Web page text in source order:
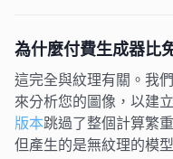
為什麼付費生成器比
這完全與紋理有關。我
來分析您的圖像，以建
版本跳過了整個計算繁
但產生的是無紋理的模型